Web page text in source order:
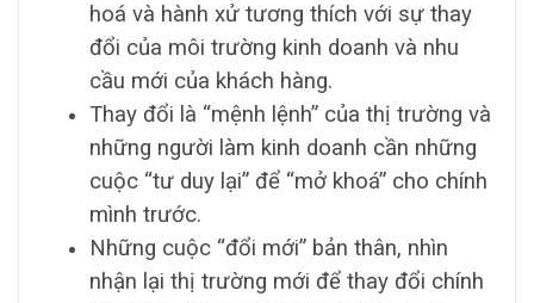
hoá và hành xử tương thích với sự thay
đổi của môi trường kinh doanh và nhu
cầu mới của khách hàng.
Thay đổi là “mệnh lệnh” của thị trường và
những người làm kinh doanh cần những
cuộc “tư duy lại” để “mở khoá” cho chính
mình trước.
Những cuộc “đổi mới” bản thân, nhìn
nhận lại thị trường mới để thay đổi chính